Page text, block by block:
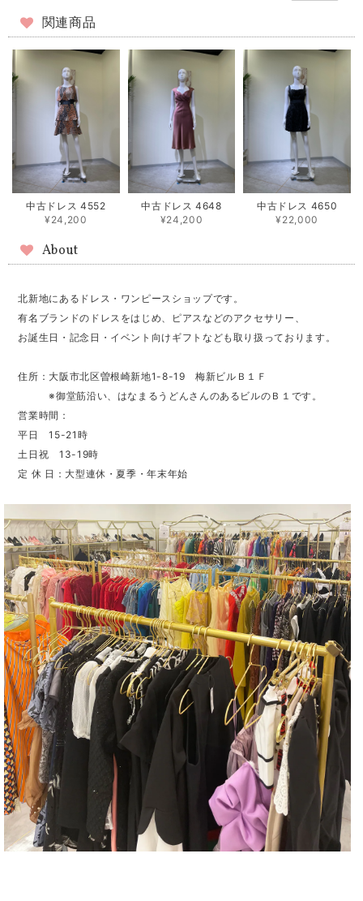
関連商品
中古ドレス 4552
¥24,200
中古ドレス 4648
¥24,200
中古ドレス 4650
¥22,000
About
北新地にあるドレス・ワンピースショップです。
有名ブランドのドレスをはじめ、ピアスなどのアクセサリー、
お誕生日・記念日・イベント向けギフトなども取り扱っております。
住所：大阪市北区曽根崎新地1-8-19 梅新ビルＢ１Ｆ
※御堂筋沿い、はなまるうどんさんのあるビルのＢ１です。
営業時間：
平日 15-21時
土日祝 13-19時
定 休 日：大型連休・夏季・年末年始